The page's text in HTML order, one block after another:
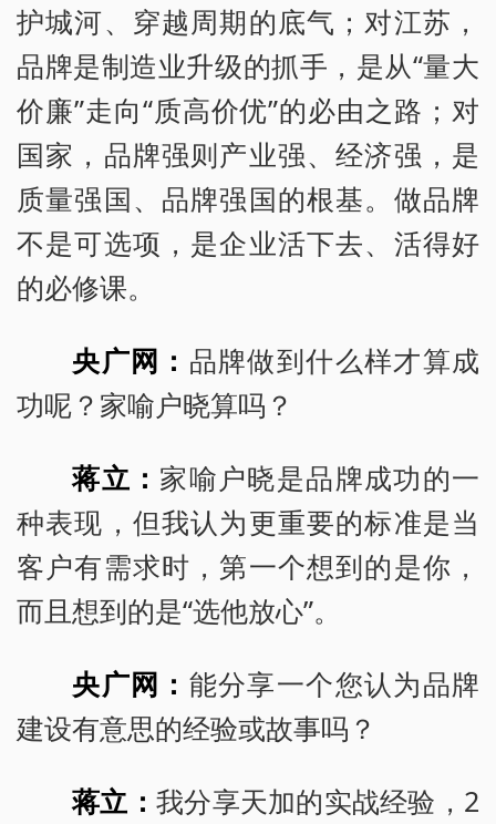
护城河、穿越周期的底气；对江苏，
品牌是制造业升级的抓手，是从“量大
价廉”走向“质高价优”的必由之路；对
国家，品牌强则产业强、经济强，是
质量强国、品牌强国的根基。做品牌
不是可选项，是企业活下去、活得好
的必修课。
央广网： 品牌做到什么样才算成
功呢？家喻户晓算吗？
蒋立： 家喻户晓是品牌成功的一
种表现，但我认为更重要的标准是当
客户有需求时，第一个想到的是你，
而且想到的是“选他放心”。
央广网： 能分享一个您认为品牌
建设有意思的经验或故事吗？
蒋立： 我分享天加的实战经验，2